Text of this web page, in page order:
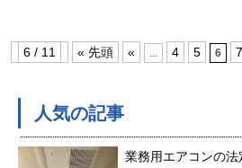
6 / 11 « 先頭 « ... 4 5 6 7
人気の記事
業務用エアコンの